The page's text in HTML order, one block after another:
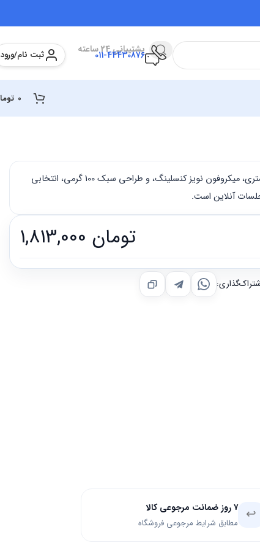
پشتیبانی 24 ساعته
011-44430876 ثبت نام/ورود
هدست رپو H100 با درایور 40 میلی‌متری، میکروفون نویز کنسلینگ، و طراحی سبک 100 گرمی، انتخابی
آنلاین است.
تومان
↩️ ۷ روز ضمانت مرجوعی کالا
مطابق شرایط مرجوعی فروشگاه